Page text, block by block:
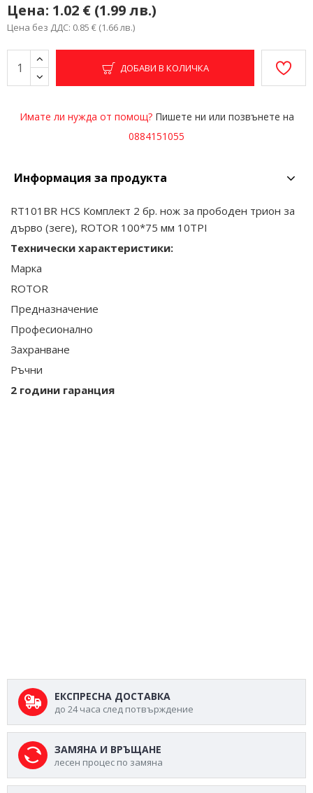
Цена: 1.02 € (1.99 лв.)
Цена без ДДС: 0.85 € (1.66 лв.)
ДОБАВИ В КОЛИЧКА
Имате ли нужда от помощ?Пишете ни или позвънете на
0884151055
ЕКСПРЕСНА ДОСТАВКА
до 24 часа след потвърждение
ЗАМЯНА И ВРЪЩАНЕ
лесен процес по замяна
Информация за продукта
RT101ВR HCS Комплект 2 бр. нож за прободен трион за
дърво (зеге), ROTOR 100*75 мм 10TPI
Технически характеристики:
Марка
ROTOR
Предназначение
Професионално
Захранване
Ръчни
2 години гаранция